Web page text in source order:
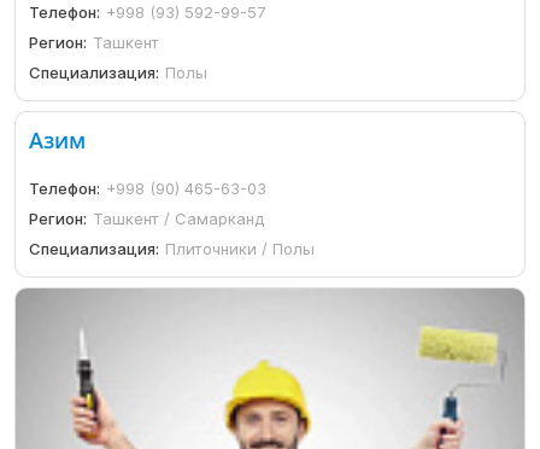
Телефон: +998 (93) 592-99-57
Регион: Ташкент
Специализация: Полы
Азим
Телефон: +998 (90) 465-63-03
Регион: Ташкент / Самарканд
Специализация: Плиточники / Полы